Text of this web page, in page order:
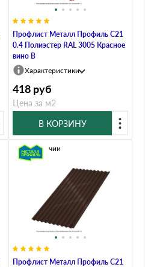
Профлист Металл Профиль C21
0.4 Полиэстер RAL 3005 Красное
вино B
Характеристики
418 руб
Цена за м2
В КОРЗИНУ
Профлист Металл Профиль C21
В наличии